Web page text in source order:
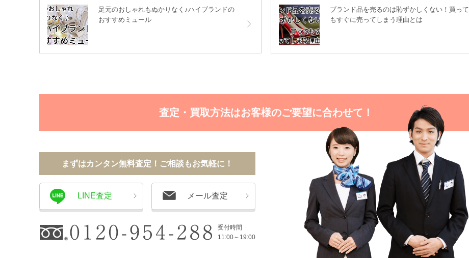
足元のおしゃれもぬかりなく♪ハイブランドの
おすすめミュール
ブランド品を売るのは恥ずかしくない！買って
もすぐに売ってしまう理由とは
査定・買取方法はお客様のご要望に合わせて！
まずはカンタン無料査定！ご相談もお気軽に！
LINE査定 メール査定
受付時間
11:00～19:00